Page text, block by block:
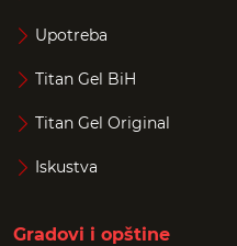
Upotreba
Titan Gel BiH
Titan Gel Original
Iskustva
Gradovi i opštine